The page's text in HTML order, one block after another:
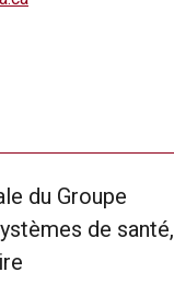
du Groupe
de santé,